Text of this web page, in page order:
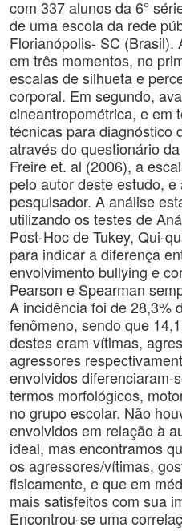
com 337 alunos da 6°
de uma escola da rede
Florianópolis- SC (Brasil).
em três momentos, no
escalas de silhueta e
corporal. Em segundo,
cineantropométrica, e em
técnicas para diagnóstico
através do questionário
Freire et. al (2006), a
pelo autor deste estudo,
pesquisador. A análise
utilizando os testes de
Post-Hoc de Tukey, Qui-
para indicar a diferença
envolvimento bullying e
Pearson e Spearman
A incidência foi de 28,3%
fenômeno, sendo que
destes eram vítimas,
agressores
envolvidos diferenciaram-
termos morfológicos,
no grupo escolar. Não
envolvidos em relação à
ideal, mas encontramos
os agressores/vítimas,
fisicamente, e que em
mais satisfeitos com sua
Encontrou-se uma